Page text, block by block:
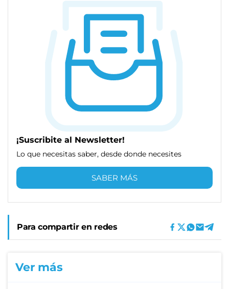
¡Suscribite al Newsletter!
Lo que necesitas saber, desde donde necesites
SABER MÁS
Para compartir en redes
Ver más